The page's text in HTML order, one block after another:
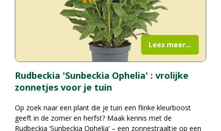
Rudbeckia 'Sunbeckia Ophelia' : vrolijke
zonnetjes voor je tuin
Op zoek naar een plant die je tuin een flinke kleurboost
geeft in de zomer en herfst? Maak kennis met de
Rudbeckia ‘Sunbeckia Ophelia’ – een zonnestraaltje op een
Lees meer...